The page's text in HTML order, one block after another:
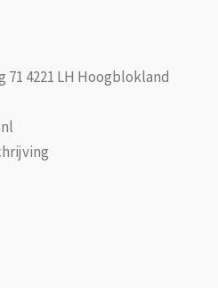
71 4221 LH Hoogblokland